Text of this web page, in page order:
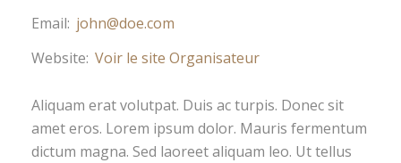
Email: john@doe.com
Website: Voir le site Organisateur
Aliquam erat volutpat. Duis ac turpis. Donec sit
amet eros. Lorem ipsum dolor. Mauris fermentum
dictum magna. Sed laoreet aliquam leo. Ut tellus